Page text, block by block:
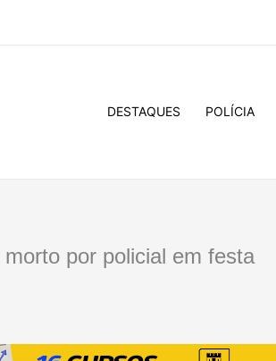
DESTAQUES POLÍCIA
por policial em festa